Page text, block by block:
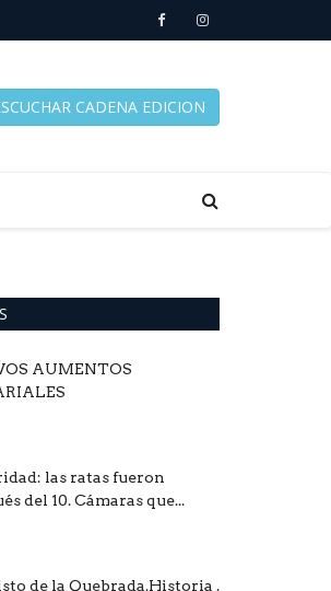
CADENA EDICION
AUMENTOS
las ratas fueron
del 10. Cámaras que...
de la Quebrada.Historia .